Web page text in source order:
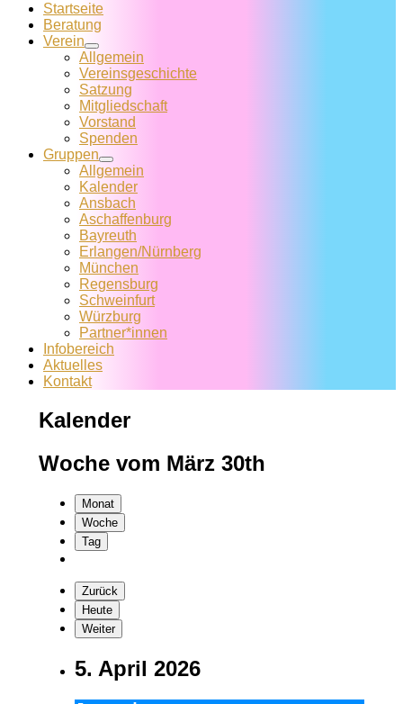
Startseite
Beratung
Verein
Allgemein
Vereins­geschichte
Satzung
Mitglied­schaft
Vorstand
Spenden
Gruppen
Allgemein
Kalender
Ansbach
Aschaffenburg
Bayreuth
Erlangen/Nürnberg
München
Regensburg
Schweinfurt
Würzburg
Partner*innen
Infobereich
Aktuelles
Kontakt
Kalender
Woche vom März 30th
Monat
Woche
Tag
Zurück
Heute
Weiter
5. April 2026